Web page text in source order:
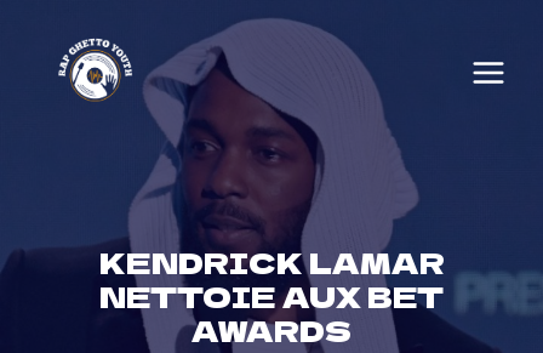
content
KENDRICK LAMAR
NETTOIE AUX BET
AWARDS